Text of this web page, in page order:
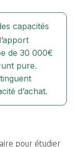
capacités
de 30 000€
pure.
d’achat.